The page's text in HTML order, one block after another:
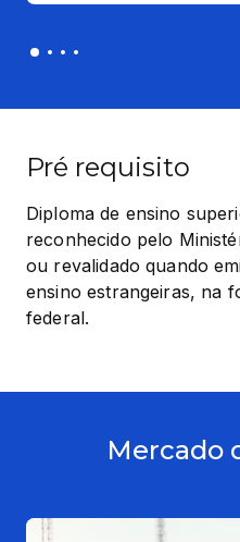
Pré requisito
Diploma de ensino
reconhecido pelo
ou revalidado quando
ensino estrangeiras, na
federal.
Mercado